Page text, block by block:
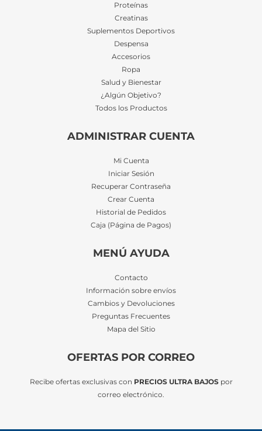
Proteínas
Creatinas
Suplementos Deportivos
Despensa
Accesorios
Ropa
Salud y Bienestar
¿Algún Objetivo?
Todos los Productos
ADMINISTRAR CUENTA
Mi Cuenta
Iniciar Sesión
Recuperar Contraseña
Crear Cuenta
Historial de Pedidos
Caja (Página de Pagos)
MENÚ AYUDA
Contacto
Información sobre envíos
Cambios y Devoluciones
Preguntas Frecuentes
Mapa del Sitio
OFERTAS POR CORREO
Recibe ofertas exclusivas con PRECIOS ULTRA BAJOSpor
correo electrónico.